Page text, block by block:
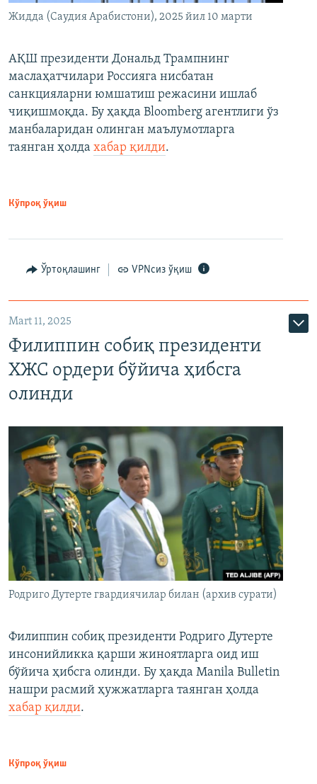
Жидда (Саудия Арабистони), 2025 йил 10 марти
АҚШ президенти Дональд Трампнинг
маслаҳатчилари Россияга нисбатан
санкцияларни юмшатиш режасини ишлаб
чиқишмоқда. Бу ҳақда Bloomberg агентлиги ўз
манбаларидан олинган маълумотларга
таянган ҳолда хабар қилди.
Кўпроқ ўқиш
Ўртоқлашинг VPNсиз ўқиш
Mart 11, 2025
Филиппин собиқ президенти
ХЖС ордери бўйича ҳибсга
олинди
Родриго Дутерте гвардиячилар билан (архив сурати)
Филиппин собиқ президенти Родриго Дутерте
инсонийликка қарши жиноятларга оид иш
бўйича ҳибсга олинди. Бу ҳақда Manila Bulletin
нашри расмий ҳужжатларга таянган ҳолда
хабар қилди.
Кўпроқ ўқиш